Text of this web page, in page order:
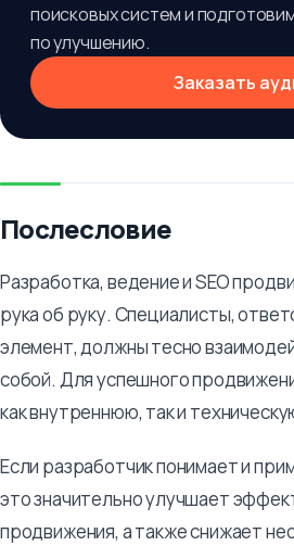
поисковых систем и
по улучшению.
Заказать
Послесловие
Разработка, ведение и SEO
рука об руку. Специалисты,
элемент, должны тесно
собой. Для успешного
как внутреннюю, так и
Если разработчик понимает и
это значительно улучшает
продвижения, а также снижает